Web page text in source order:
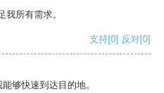
所有需求。
支持[0] 反对[0]
够快速到达目的地。